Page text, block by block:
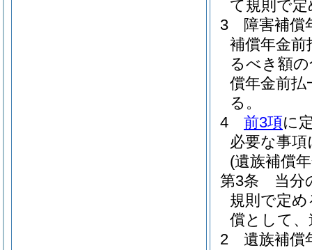
て規則で
3
障害補償
補償年金前
るべき額
償年金前
る。
4
前3項に
必要な事
(遺族補償
第3条
当分
規則で定
償として
2
遺族補償